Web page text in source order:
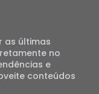
as últimas
no
e
conteúdos